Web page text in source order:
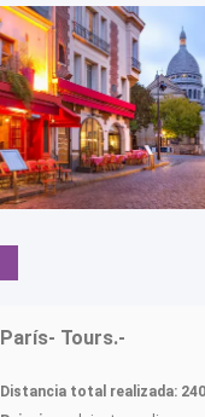
París- Tours.-
Distancia total realizada: